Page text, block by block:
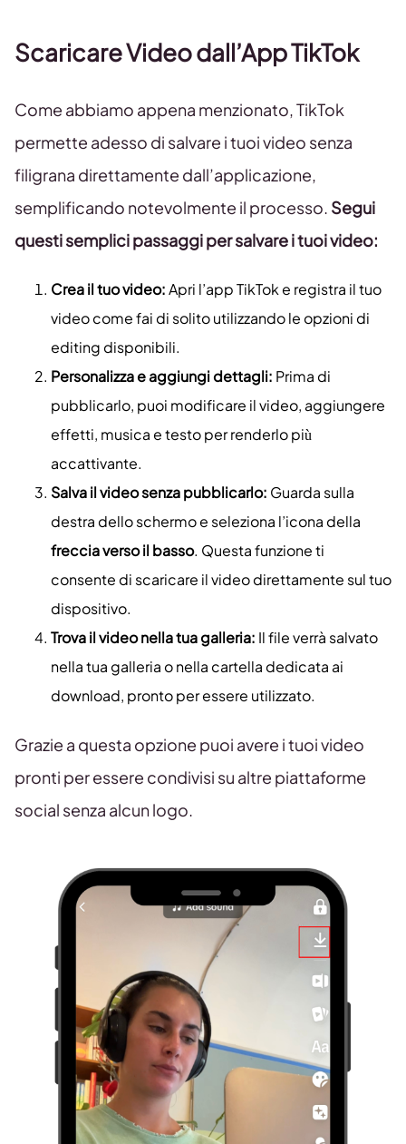
Scaricare Video dall’App TikTok
Come abbiamo appena menzionato, TikTok
permette adesso di salvare i tuoi video senza
filigrana direttamente dall’applicazione,
semplificando notevolmente il processo. Segui
questi semplici passaggi per salvare i tuoi video:
Crea il tuo video:Apri l’app TikTok e registra il tuo
video come fai di solito utilizzando le opzioni di
editing disponibili.
Personalizza e aggiungi dettagli: Prima di
pubblicarlo, puoi modificare il video, aggiungere
effetti, musica e testo per renderlo più
accattivante.
Salva il video senza pubblicarlo: Guarda sulla
destra dello schermo e seleziona l’icona della
freccia verso il basso. Questa funzione ti
consente di scaricare il video direttamente sul tuo
dispositivo.
Trova il video nella tua galleria: Il file verrà salvato
nella tua galleria o nella cartella dedicata ai
download, pronto per essere utilizzato.
Grazie a questa opzione puoi avere i tuoi video
pronti per essere condivisi su altre piattaforme
social senza alcun logo.